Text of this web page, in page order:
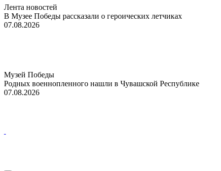
Лента новостей
В Музее Победы рассказали о героических летчиках
07.08.2026
Музей Победы
Родных военнопленного нашли в Чувашской Республике
07.08.2026